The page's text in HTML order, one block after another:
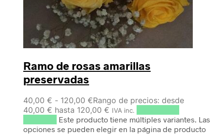
Ramo de rosas amarillas
preservadas
40,00 € - 120,00 €Rango de precios: desde
40,00 € hasta 120,00 € IVA inc.
Este producto tiene múltiples variantes. Las
opciones se pueden elegir en la página de producto